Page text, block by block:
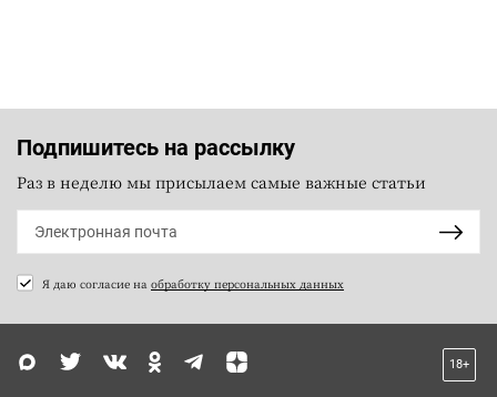
Подпишитесь на рассылку
Раз в неделю мы присылаем самые важные статьи
Я даю согласие на обработку персональных данных
18+